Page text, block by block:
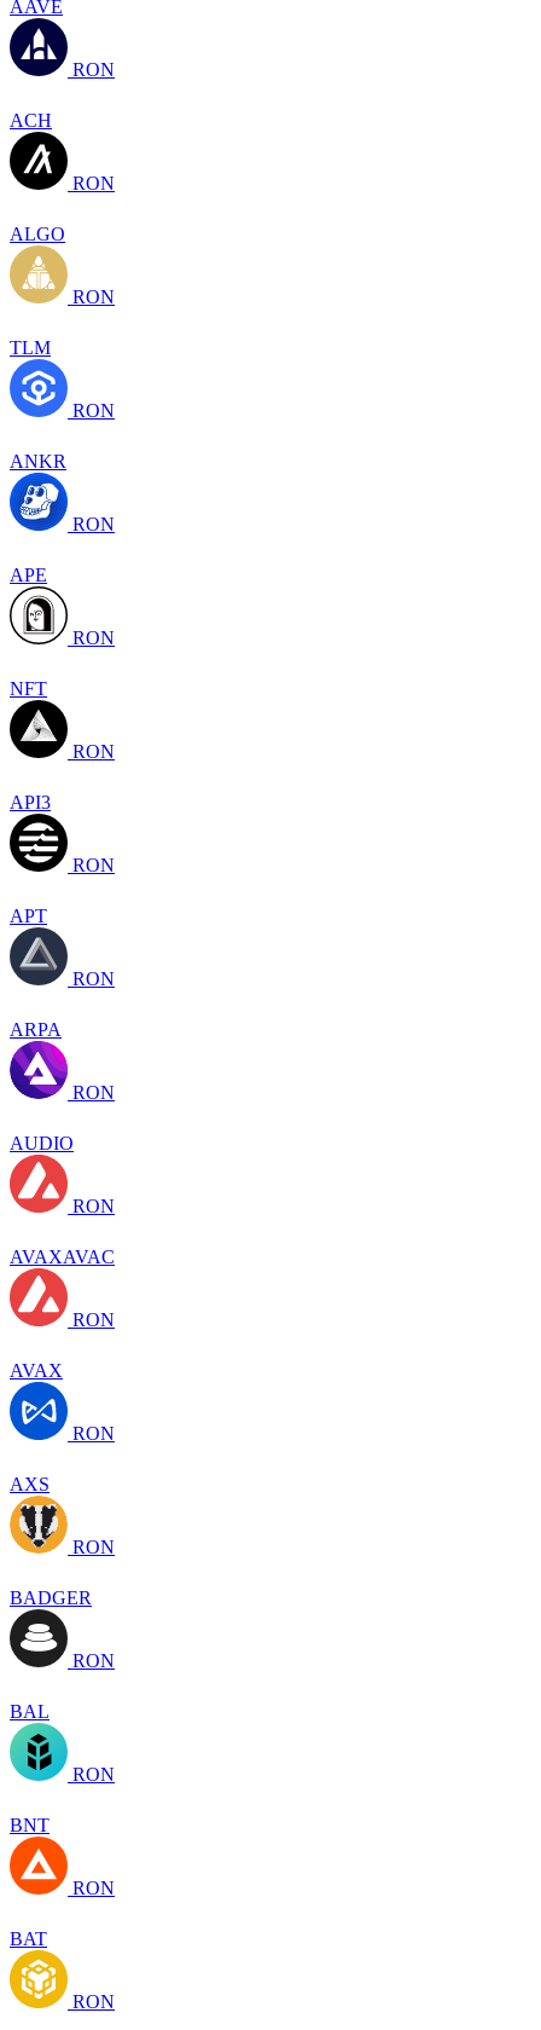
AAVE
RON
ACH
RON
ALGO
RON
TLM
RON
ANKR
RON
APE
RON
NFT
RON
API3
RON
APT
RON
ARPA
RON
AUDIO
RON
AVAXAVAC
RON
AVAX
RON
AXS
RON
BADGER
RON
BAL
RON
BNT
RON
BAT
RON